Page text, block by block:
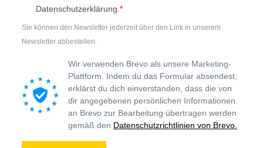
Datenschutzerklärung.
Sie können den Newsletter jederzeit über den Link in unserem
Newsletter abbestellen.
Wir verwenden Brevo als unsere Marketing-
Plattform. Indem du das Formular absendest,
erklärst du dich einverstanden, dass die von
dir angegebenen persönlichen Informationen
an Brevo zur Bearbeitung übertragen werden
gemäß den Datenschutzrichtlinien von Brevo.